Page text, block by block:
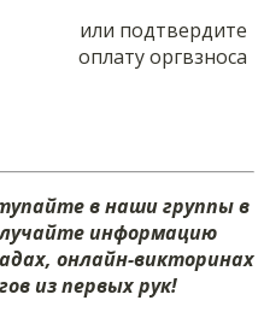
или подтвердите
оплату оргвзноса
в наши группы в
информацию
онлайн-викторинах
из первых рук!